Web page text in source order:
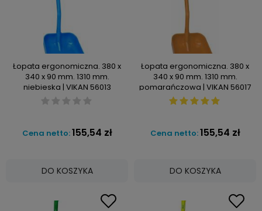
Łopata ergonomiczna. 380 x
340 x 90 mm. 1310 mm.
niebieska | VIKAN 56013
Cena netto:155,54 zł
DO KOSZYKA
Łopata ergonomiczna. 380 x
340 x 90 mm. 1310 mm.
pomarańczowa | VIKAN 56017
Cena netto:155,54 zł
DO KOSZYKA